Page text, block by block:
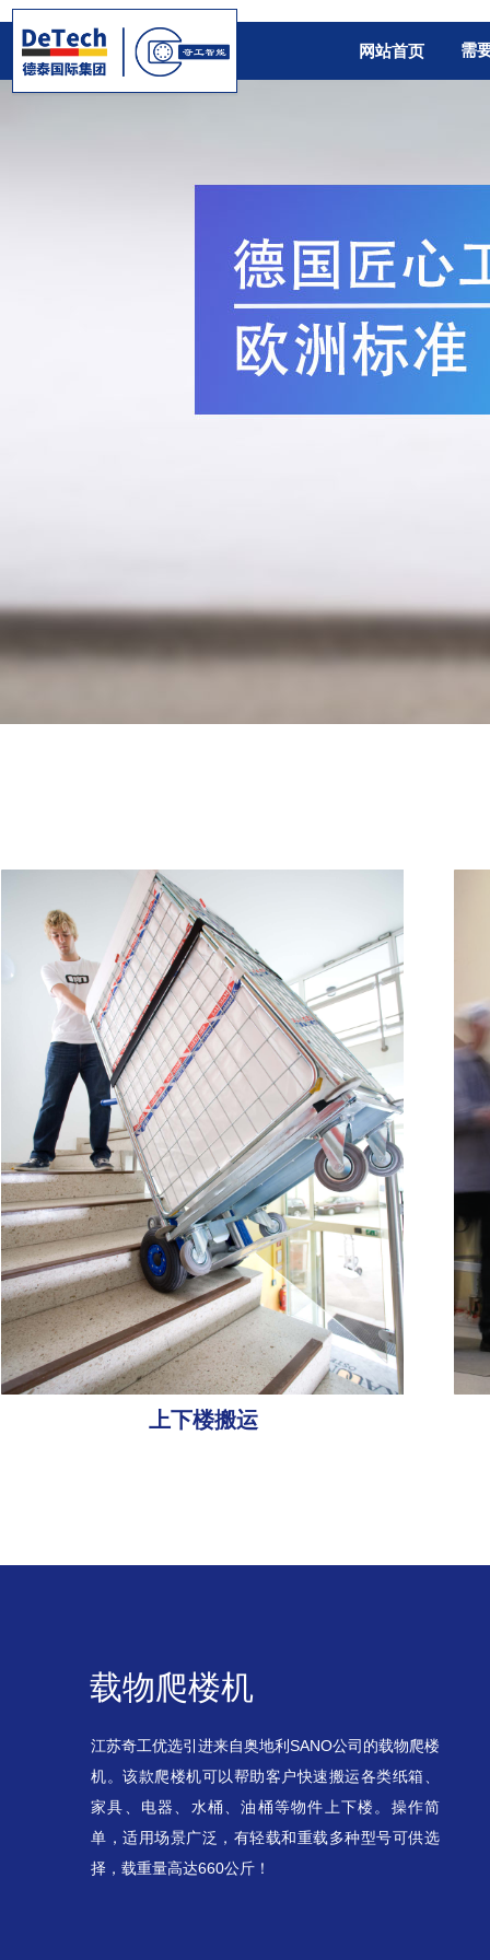
网站首页 需
载物爬楼机
江苏奇工优选引进来自奥地利SANO公司的载物爬楼
机。该款爬楼机可以帮助客户快速搬运各类纸箱、
家具、电器、水桶、油桶等物件上下楼。操作简
单，适用场景广泛，有轻载和重载多种型号可供选
择，载重量高达660公斤！
上下楼搬运